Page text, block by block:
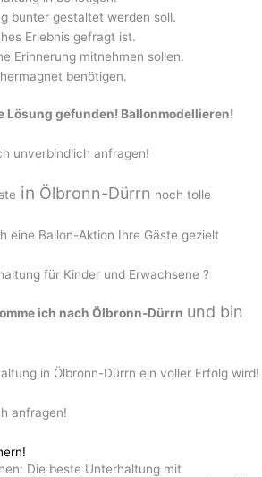
bunter gestaltet werden soll.
Erlebnis gefragt ist.
Erinnerung mitnehmen sollen.
benötigen.
Lösung gefunden! Ballonmodellieren!
unverbindlich anfragen!
in Ölbronn-Dürrn noch tolle
eine Ballon-Aktion Ihre Gäste gezielt
für Kinder und Erwachsene ?
ich nach Ölbronn-Dürrn und bin
in Ölbronn-Dürrn ein voller Erfolg wird!
anfragen!
Die beste Unterhaltung mit